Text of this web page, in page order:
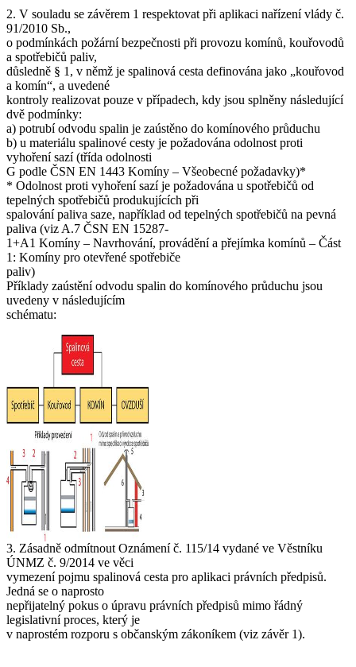
2. V souladu se závěrem 1 respektovat při aplikaci nařízení vlády č.
91/2010 Sb.,
o podmínkách požární bezpečnosti při provozu komínů, kouřovodů
a spotřebičů paliv,
důsledně § 1, v němž je spalinová cesta definována jako „kouřovod
a komín“, a uvedené
kontroly realizovat pouze v případech, kdy jsou splněny následující
dvě podmínky:
a) potrubí odvodu spalin je zaústěno do komínového průduchu
b) u materiálu spalinové cesty je požadována odolnost proti
vyhoření sazí (třída odolnosti
G podle ČSN EN 1443 Komíny – Všeobecné požadavky)*
* Odolnost proti vyhoření sazí je požadována u spotřebičů od
tepelných spotřebičů produkujících při
spalování paliva saze, například od tepelných spotřebičů na pevná
paliva (viz A.7 ČSN EN 15287-
1+A1 Komíny – Navrhování, provádění a přejímka komínů – Část
1: Komíny pro otevřené spotřebiče
paliv)
Příklady zaústění odvodu spalin do komínového průduchu jsou
uvedeny v následujícím
schématu:
3. Zásadně odmítnout Oznámení č. 115/14 vydané ve Věstníku
ÚNMZ č. 9/2014 ve věci
vymezení pojmu spalinová cesta pro aplikaci právních předpisů.
Jedná se o naprosto
nepřijatelný pokus o úpravu právních předpisů mimo řádný
legislativní proces, který je
v naprostém rozporu s občanským zákoníkem (viz závěr 1).
plynových zařízení a podrobován pravidelnému servisu ve lhůtách
stanovených návodem výrobce; pokud není lhůta stanovena,
doporučuje se servis provádět jedenkrát ročně, pokud registrovaný
technik plynových zařízení nedoporučí lhůty jiné. Při servisu se
provádí mj. i kontrola, případně údržba odvodu spalin. A výsledek:
okolo 14 obětí otravy oxidem uhelnatým v zemi s asi 60 miliony
obyvatel. To by odpovídalo asi 2 smrtelným otravám v České
republice. A skutečnost v České republice: okolo 300 smrtelných
otrav, tj. na stejný počet obyvatel asi 150násobně více než ve Velké
Británii. Tento obrovský nepoměr v počtu smrtelných otrav oxidem
uhelnatým v zemi s povinnými kontrolami odborníkem v oblasti
plynových zařízení a povinným servisem plynových spotřebičů na
jedné straně a v zemi s legislativně vynucovanými protipožárními
kontrolami odvodů spalin od plynových spotřebičů ukazuje zcela
jednoznačně, která země zvolila účinnější prevenci.
Kontrolám spalinových cest z hlediska požární bezpečnosti podle § 1
odst. 2 nařízení vlády č. 91/2010 Sb., o podmínkách požární
bezpečnosti při provozu komínů, kouřovodů a spotřebičů paliv,
nepodléhají:
Spotřebiče v provedení „C“, jako jsou např. podokenní topidla
Spotřebiče v provedení „C“ s vyústěním spalin do fasády nebo nad
střechu objektu
Spotřebiče v provedení „C“, u nichž je potrubí odvodu spalin vedeno
podle pasportizace komínů zrušeným komínovým průduchem
Všechny plynové spotřebiče v provedení „B“ a „C“, které mají podle
dokumentace výrobce potrubí odvodu spalin provedeno podle ČSN
EN 1443 bez odolnosti proti vyhoření sazí
A jaký je závěr z celého článku?
Jedinou účinnou prevencí otrav oxidem uhelnatým u plynových
spotřebičů je jejich servis ve lhůtách podle návodu výrobce.
Zdroj: http://energetika.tzb-info.cz/vytapime-plynem/12181-spolecne-
stanovisko-cti-cr-a-cstz-k-problematice-spalinovych-cest-u-
spotrebicu-na-plynna-paliva